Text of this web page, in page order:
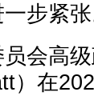
步紧张
会高
）在